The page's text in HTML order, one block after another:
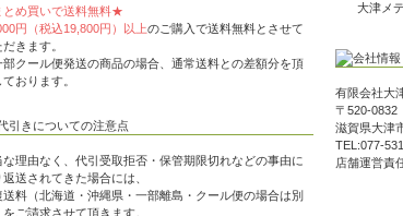
め買いで送料無料★
円（税込19,800円）以上のご購入で送料無料とさせて
だきます。
クール便発送の商品の場合、通常送料との差額分を頂
おります。
な理由なく、代引受取拒否・保管期限切れなどの事由に
返送されてきた場合には、
送料（北海道・沖縄県・一部離島・クール便の場合は別
をご請求させて頂きます。
大津メ
有限会社大
〒520-0832
滋賀県大津
TEL:077-
店舗運営責